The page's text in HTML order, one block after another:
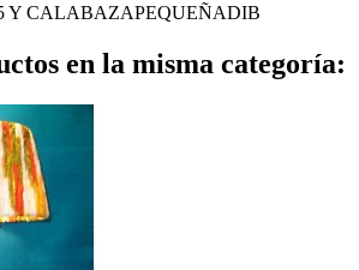
Y CALABAZAPEQUEÑADIB
en la misma categoría: